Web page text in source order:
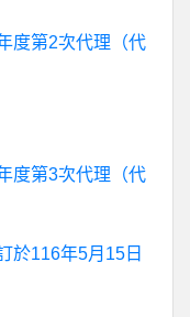
度第2次代理（代
度第3次代理（代
於116年5月15日